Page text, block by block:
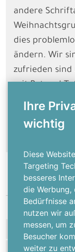
Ihre
wichtig
Diese
Targeting
besseres
die Werbung,
Bedürfnisse
nutzen wir
messen, um
Besucher
weiter zu
andere
dies
ändern. Wir
zufrieden sind
kurzer
halten können.
HILFE